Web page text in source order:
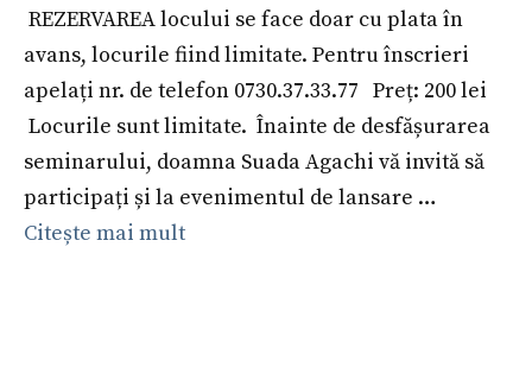
REZERVAREA locului se face doar cu plata în
avans, locurile fiind limitate. Pentru înscrieri
apelați nr. de telefon 0730.37.33.77 Preț: 200 lei
Locurile sunt limitate. Înainte de desfășurarea
seminarului, doamna Suada Agachi vă invită să
participați și la evenimentul de lansare …
Citește mai mult